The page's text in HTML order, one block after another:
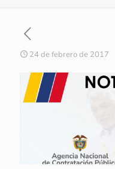
24 de febrero de 2017